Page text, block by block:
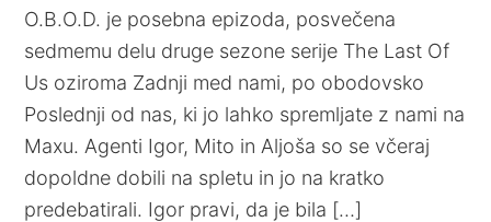
O.B.O.D. je posebna epizoda, posvečena
sedmemu delu druge sezone serije The Last Of
Us oziroma Zadnji med nami, po obodovsko
Poslednji od nas, ki jo lahko spremljate z nami na
Maxu. Agenti Igor, Mito in Aljoša so se včeraj
dopoldne dobili na spletu in jo na kratko
predebatirali. Igor pravi, da je bila […]